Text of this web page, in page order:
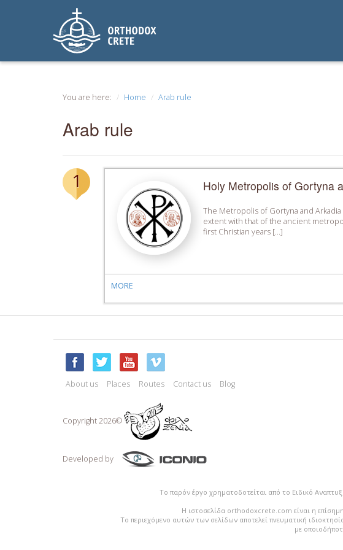
You are here: Home Arab rule
Arab rule
1 Holy Metropolis of Gortyna
The Metropolis of Gortyna and
extent with that of the ancient
first Christian years […]
MORE
About us Places Routes Contact us Blog
Copyright 2026©
Developed by
Το παρόν έργο χρηματοδοτείται από το Ειδικό
Η ιστοσελίδα orthodoxcrete.com είναι η
Το περιεχόμενο αυτών των σελίδων αποτελεί πvευματική
με